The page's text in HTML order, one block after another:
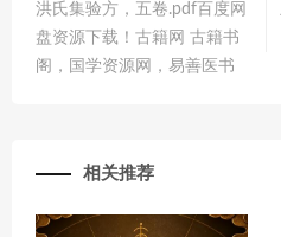
洪氏集验方，五卷.pdf百度网
盘资源下载！古籍网 古籍书
阁，国学资源网，易善医书
相关推荐